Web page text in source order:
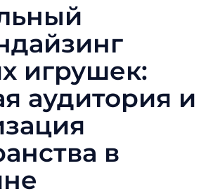
игрушек:
аудитория и
в